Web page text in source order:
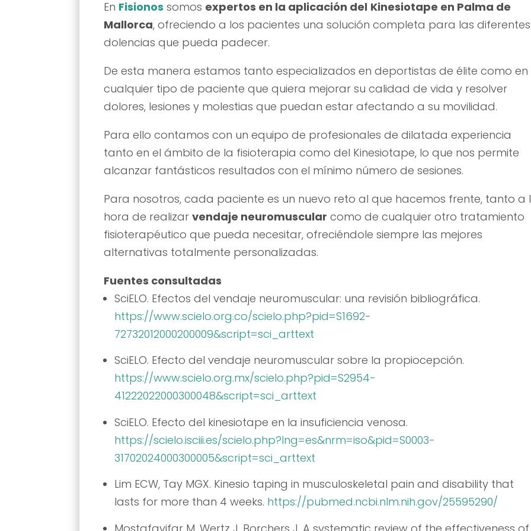
En Fisionos somos expertos en la aplicación del Kinesiotape en Palma de
Mallorca, ofreciendo a los pacientes una solución completa para las diferentes
dolencias que pueda padecer.
De esta manera estamos tanto especializados en deportistas de élite como en
cualquier tipo de paciente que quiera mejorar su calidad de vida y resolver
dolores, lesiones y molestias que puedan estar afectando a su movilidad.
Para ello contamos con un equipo de profesionales de dilatada experiencia
tanto en el ámbito de la fisioterapia como del Kinesiotape, lo que nos permite
alcanzar fantásticos resultados con el mínimo número de sesiones.
Para nosotros, cada paciente es un nuevo reto al que hacemos frente, tanto a
hora de realizar vendaje neuromuscular como de cualquier otro tratamiento
fisioterapéutico que pueda necesitar, ofreciéndole siempre las mejores
alternativas totalmente personalizadas.
Fuentes consultadas
SciELO. Efectos del vendaje neuromuscular: una revisión bibliográfica.
https://www.scielo.org.co/scielo.php?pid=S1692-
72732012000200009&script=sci_arttext
SciELO. Efecto del vendaje neuromuscular sobre la propiocepción.
https://www.scielo.org.mx/scielo.php?pid=S2954-
41222022000300048&script=sci_arttext
SciELO. Efecto del kinesiotape en la insuficiencia venosa.
https://scielo.isciii.es/scielo.php?lng=es&nrm=iso&pid=S0003-
31702024000300005&script=sci_arttext
Lim ECW, Tay MGX. Kinesio taping in musculoskeletal pain and disability that
lasts for more than 4 weeks. https://pubmed.ncbi.nlm.nih.gov/25595290/